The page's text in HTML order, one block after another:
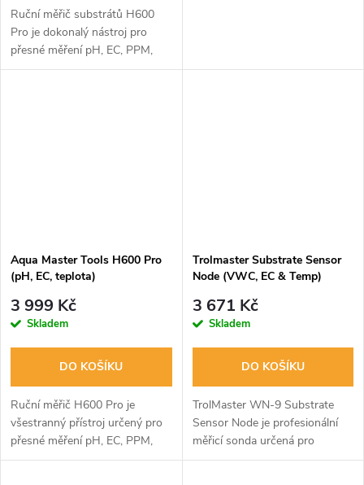
Ruční měřič substrátů H600
Pro je dokonalý nástroj pro
přesné měření pH, EC, PPM,
TDS a teploty v měkkých,
Aqua Master Tools H600 Pro
(pH, EC, teplota)
3 999 Kč
Skladem
DO KOŠÍKU
Ruční měřič H600 Pro je
všestranný přístroj určený pro
přesné měření pH, EC, PPM,
TDS a dalších parametrů v
Trolmaster Substrate Sensor
Node (VWC, EC & Temp)
3 671 Kč
Skladem
DO KOŠÍKU
TrolMaster WN-9 Substrate
Sensor Node je profesionální
měřicí sonda určená pro
systém WCS-9 Substrate